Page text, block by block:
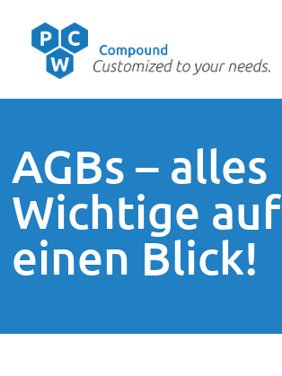
AGBs – alles
Wichtige auf
einen Blick!